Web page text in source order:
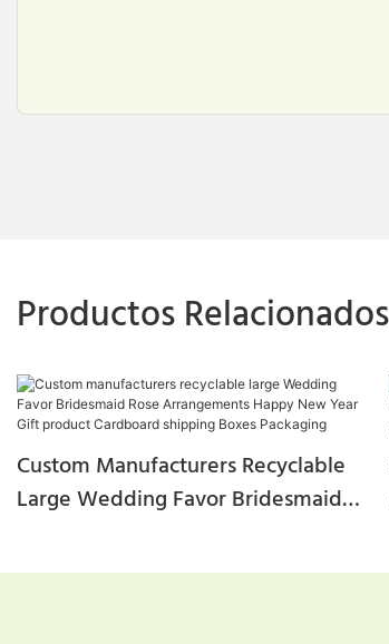
Productos Relacionados
Custom Manufacturers Recyclable
Large Wedding Favor Bridesmaid
Year Gift Product Cardboard